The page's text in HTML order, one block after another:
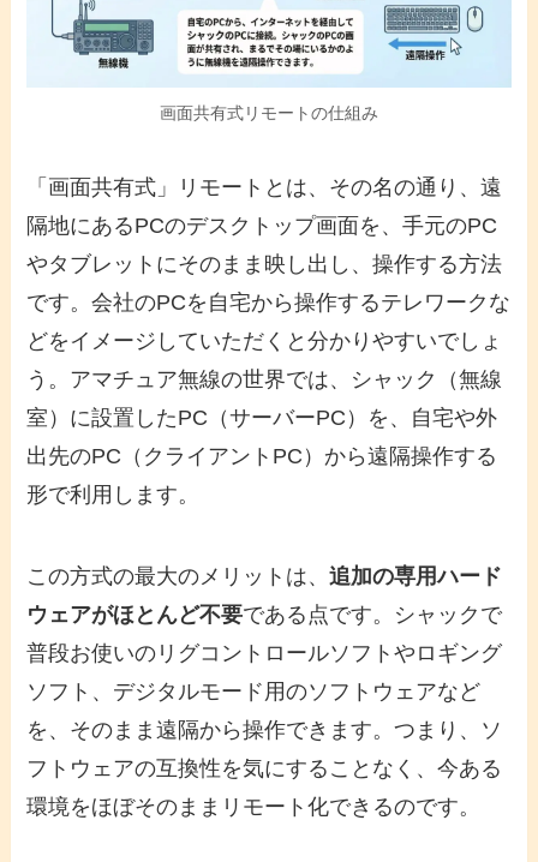
画面共有式リモートの仕組み
「画面共有式」リモートとは、その名の通り、遠
隔地にあるPCのデスクトップ画面を、手元のPC
やタブレットにそのまま映し出し、操作する方法
です。会社のPCを自宅から操作するテレワークな
どをイメージしていただくと分かりやすいでしょ
う。アマチュア無線の世界では、シャック（無線
室）に設置したPC（サーバーPC）を、自宅や外
出先のPC（クライアントPC）から遠隔操作する
形で利用します。
この方式の最大のメリットは、追加の専用ハード
ウェアがほとんど不要である点です。シャックで
普段お使いのリグコントロールソフトやロギング
ソフト、デジタルモード用のソフトウェアなど
を、そのまま遠隔から操作できます。つまり、ソ
フトウェアの互換性を気にすることなく、今ある
環境をほぼそのままリモート化できるのです。